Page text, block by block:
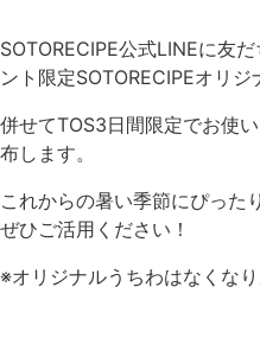
SOTORECIPE公式LINEに友
ント限定SOTORECIPEオリ
併せてTOS3日間限定でお使
布します。
これからの暑い季節にぴった
ぜひご活用ください！
※オリジナルうちわはなくな